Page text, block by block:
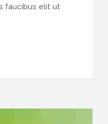
faucibus elit ut